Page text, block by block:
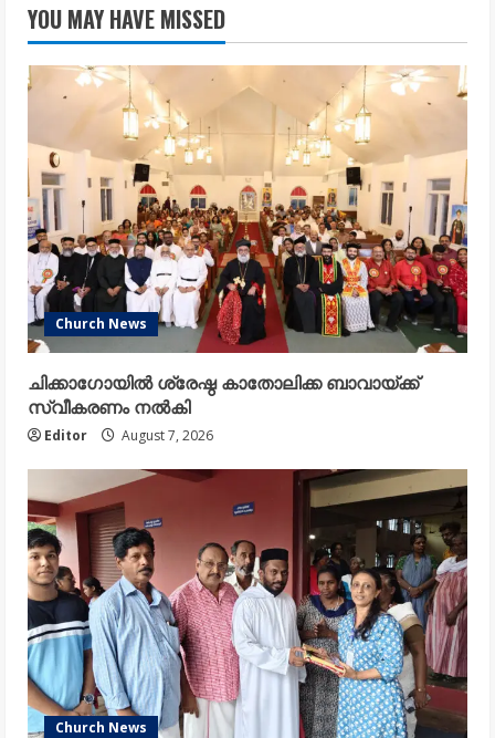
YOU MAY HAVE MISSED
Church News
ചിക്കാഗോയിൽ ശ്രേഷ്ഠ കാതോലിക്ക ബാവായ്ക്ക്
സ്വീകരണം നൽകി
Editor August 7, 2026
Church News